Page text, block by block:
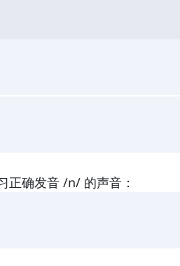
正确发音 /n/ 的声音：